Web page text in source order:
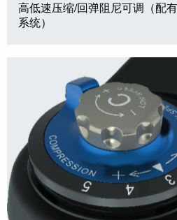
高低速压缩/回弹阻尼可调（配
系统）